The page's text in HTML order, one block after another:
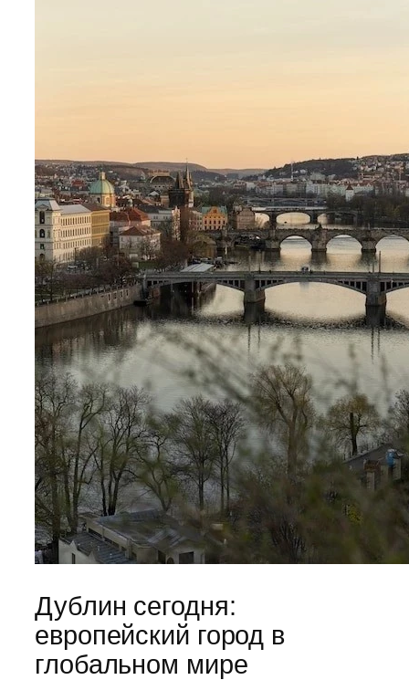
Дублин сегодня:
европейский город в
глобальном мире